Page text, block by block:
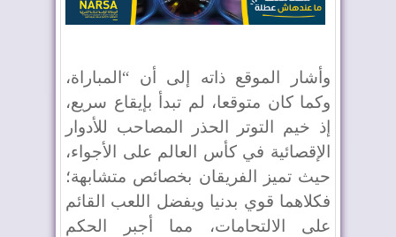
وأشار الموقع ذاته إلى أن “المباراة،
وكما كان متوقعا، لم تبدأ بإيقاع سريع،
إذ خيم التوتر الحذر المصاحب للأدوار
الإقصائية في كأس العالم على الأجواء،
حيث تميز الفريقان بخصائص متشابهة؛
فكلاهما قوي بدنيا ويفضل اللعب القائم
على الالتحامات، مما أجبر الحكم